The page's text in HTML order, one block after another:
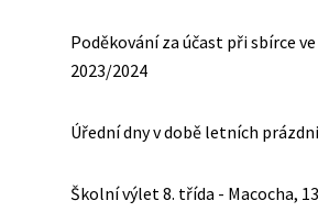
Poděkování za účast při sbírce
2023/2024
Úřední dny v době letních
Školní výlet 8. třída - Macocha,